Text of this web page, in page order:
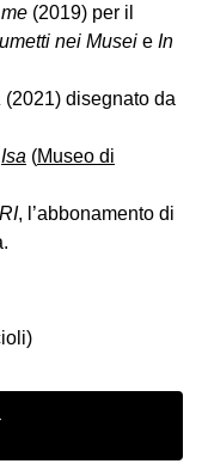
(2019) per il
nei Musei e In
(2021) disegnato da
Isa (Museo di
, l’abbonamento di